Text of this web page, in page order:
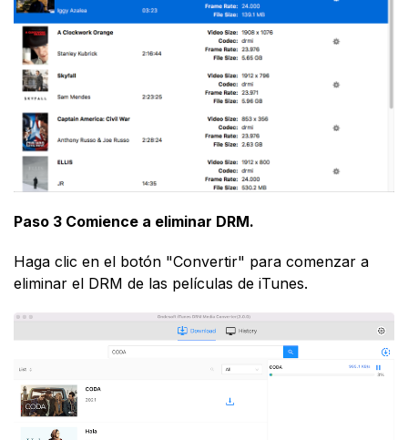
Paso 3 Comience a eliminar DRM.
Haga clic en el botón "Convertir" para comenzar a
eliminar el DRM de las películas de iTunes.